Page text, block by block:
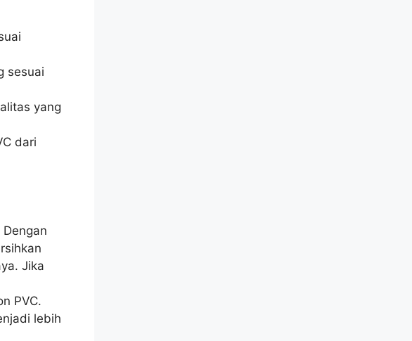
sesuai
yang
dari
Jika
PVC.
lebih